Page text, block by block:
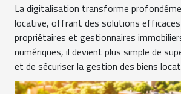
La digitalisation transforme
locative, offrant des solutions
propriétaires et gestionnaires
numériques, il devient plus simple de
et de sécuriser la gestion des biens